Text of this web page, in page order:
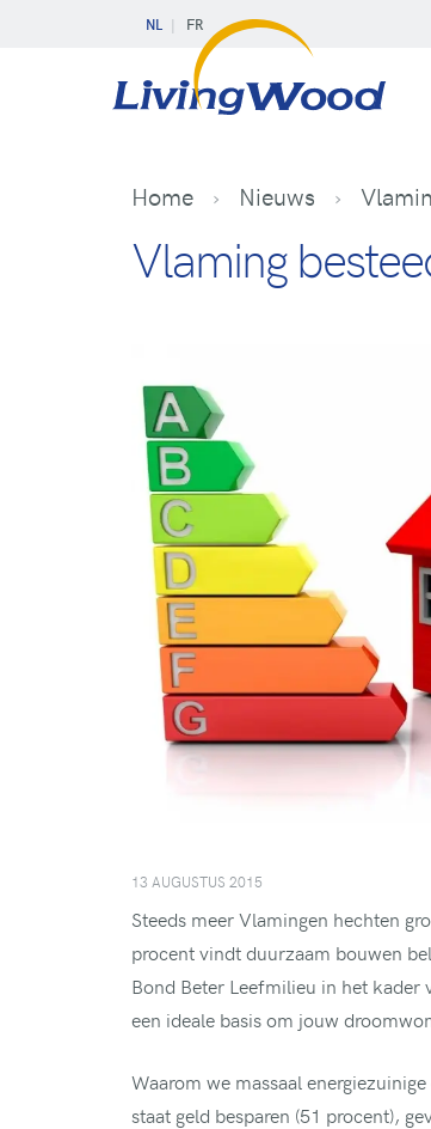
NL FR
Home Nieuws
Vlaming
13 AUGUSTUS 2015
Steeds meer Vlamingen hechten
procent vindt duurzaam bouwen
Bond Beter Leefmilieu in het
een ideale basis om jouw
Waarom we massaal
staat geld besparen (51 procent),